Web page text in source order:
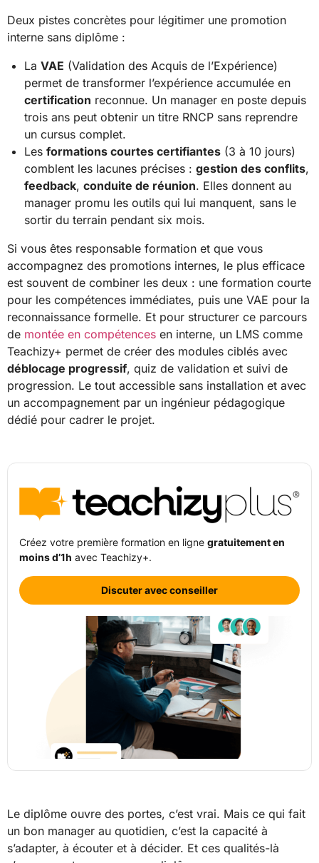
Deux pistes concrètes pour légitimer une promotion
interne sans diplôme :
La VAE (Validation des Acquis de l’Expérience)
permet de transformer l’expérience accumulée en
certification reconnue. Un manager en poste depuis
trois ans peut obtenir un titre RNCP sans reprendre
un cursus complet.
Les formations courtes certifiantes (3 à 10 jours)
comblent les lacunes précises : gestion des conflits,
feedback, conduite de réunion. Elles donnent au
manager promu les outils qui lui manquent, sans le
sortir du terrain pendant six mois.
Si vous êtes responsable formation et que vous
accompagnez des promotions internes, le plus efficace
est souvent de combiner les deux : une formation courte
pour les compétences immédiates, puis une VAE pour la
reconnaissance formelle. Et pour structurer ce parcours
de montée en compétences en interne, un LMS comme
Teachizy+ permet de créer des modules ciblés avec
déblocage progressif, quiz de validation et suivi de
progression. Le tout accessible sans installation et avec
un accompagnement par un ingénieur pédagogique
dédié pour cadrer le projet.
Créez votre première formation en ligne gratuitement en
moins d’1h avec Teachizy+.
Discuter avec conseiller
Le diplôme ouvre des portes, c’est vrai. Mais ce qui fait
un bon manager au quotidien, c’est la capacité à
s’adapter, à écouter et à décider. Et ces qualités-là